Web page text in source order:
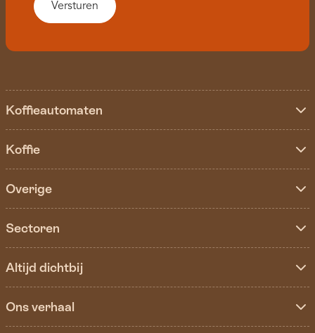
Koffieautomaten
Koffie
Overige
Sectoren
Altijd dichtbij
Ons verhaal